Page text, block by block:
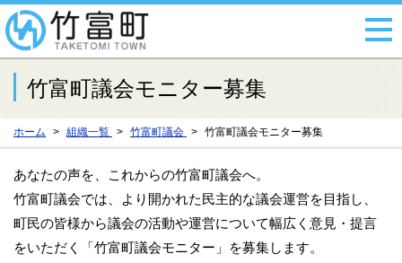
竹富町議会モニター募集
ホーム 組織一覧 竹富町議会 竹富町議会モニター募集
あなたの声を、これからの竹富町議会へ。
竹富町議会では、より開かれた民主的な議会運営を目指し、
町民の皆様から議会の活動や運営について幅広く意見・提言
をいただく「竹富町議会モニター」を募集します。